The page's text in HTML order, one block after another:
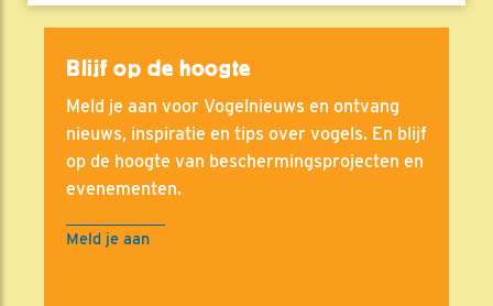
Blijf op de hoogte
Meld je aan voor Vogelnieuws en ontvang
nieuws, inspiratie en tips over vogels. En blijf
op de hoogte van beschermingsprojecten en
evenementen.
Meld je aan